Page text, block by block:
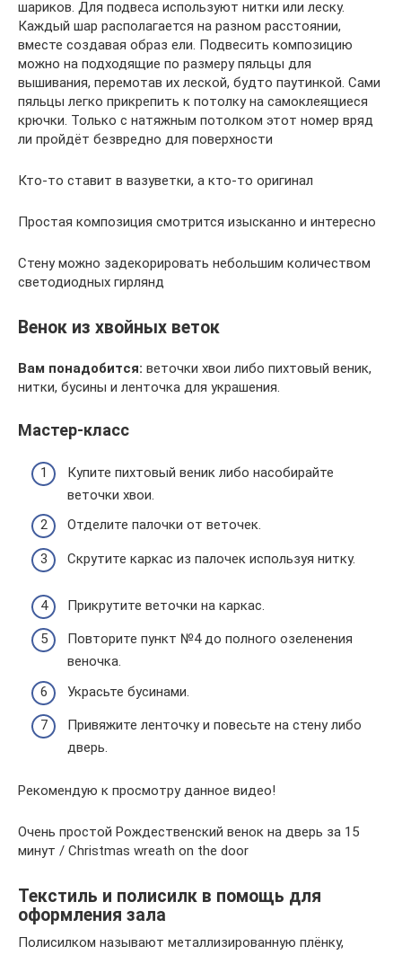
шариков. Для подвеса используют нитки или леску.
Каждый шар располагается на разном расстоянии,
вместе создавая образ ели. Подвесить композицию
можно на подходящие по размеру пяльцы для
вышивания, перемотав их леской, будто паутинкой. Сами
пяльцы легко прикрепить к потолку на самоклеящиеся
крючки. Только с натяжным потолком этот номер вряд
ли пройдёт безвредно для поверхности
Кто-то ставит в вазуветки, а кто-то оригинал
Простая композиция смотрится изысканно и интересно
Стену можно задекорировать небольшим количеством
светодиодных гирлянд
Венок из хвойных веток
Вам понадобится: веточки хвои либо пихтовый веник,
нитки, бусины и ленточка для украшения.
Мастер-класс
Купите пихтовый веник либо насобирайте
веточки хвои.
Отделите палочки от веточек.
Скрутите каркас из палочек используя нитку.
Прикрутите веточки на каркас.
Повторите пункт №4 до полного озеленения
веночка.
Украсьте бусинами.
Привяжите ленточку и повесьте на стену либо
дверь.
Рекомендую к просмотру данное видео!
Очень простой Рождественский венок на дверь за 15
минут / Christmas wreath on the door
Текстиль и полисилк в помощь для
оформления зала
Полисилком называют металлизированную плёнку,